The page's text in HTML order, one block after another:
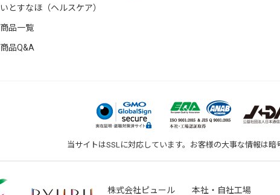
いとすなほ（ヘルスケア）
商品一覧
商品Q&A
当サイトはSSLに対応しています。お客様の大事な情報は
株式会社ピュール 本社・自社工場